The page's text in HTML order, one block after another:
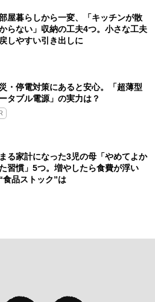
屋暮らしから一変、「キッチンが散
らない」収納の工夫4つ。小さな工夫
しやすい引き出しに
・停電対策にあると安心。「超薄型
タブル電源」の実力は？​
る家計になった3児の母「やめてよか
習慣」5つ。増やしたら食費が浮い
食品ストック”は